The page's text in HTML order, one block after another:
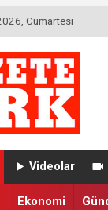
Cumartesi
Videolar
Ekonomi